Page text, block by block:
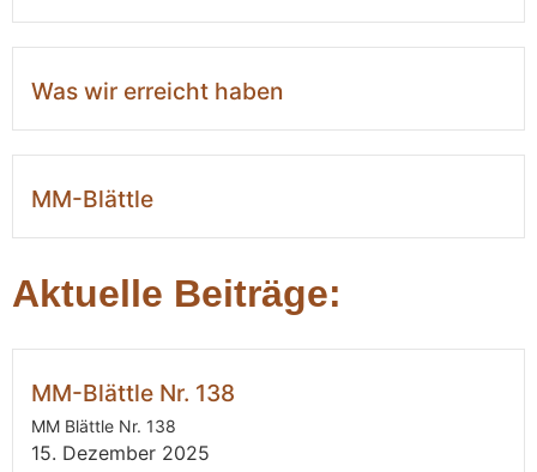
Was wir erreicht haben
MM-Blättle
Aktuelle Beiträge:
MM-Blättle Nr. 138
MM Blättle Nr. 138
15. Dezember 2025